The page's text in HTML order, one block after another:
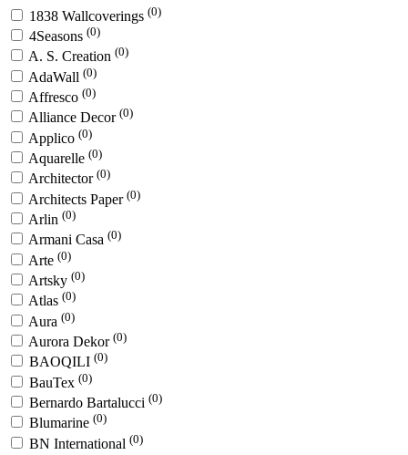
1838 Wallcoverings (0)
4Seasons (0)
A. S. Creation (0)
AdaWall (0)
Affresco (0)
Alliance Decor (0)
Applico (0)
Aquarelle (0)
Architector (0)
Architects Paper (0)
Arlin (0)
Armani Casa (0)
Arte (0)
Artsky (0)
Atlas (0)
Aura (0)
Aurora Dekor (0)
BAOQILI (0)
BauTex (0)
Bernardo Bartalucci (0)
Blumarine (0)
BN International (0)